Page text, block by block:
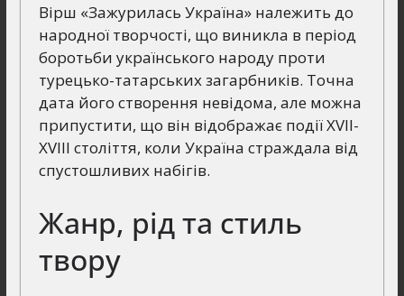
Вірш «Зажурилась Україна» належить до
народної творчості, що виникла в період
боротьби українського народу проти
турецько-татарських загарбників. Точна
дата його створення невідома, але можна
припустити, що він відображає події XVII-
XVIII століття, коли Україна страждала від
спустошливих набігів.
Жанр, рід та стиль
твору